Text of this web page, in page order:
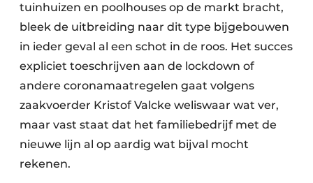
tuinhuizen en poolhouses op de markt bracht,
bleek de uitbreiding naar dit type bijgebouwen
in ieder geval al een schot in de roos. Het succes
expliciet toeschrijven aan de lockdown of
andere coronamaatregelen gaat volgens
zaakvoerder Kristof Valcke weliswaar wat ver,
maar vast staat dat het familiebedrijf met de
nieuwe lijn al op aardig wat bijval mocht
rekenen.